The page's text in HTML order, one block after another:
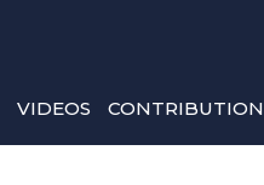
VIDEOS CONTRIBUTION